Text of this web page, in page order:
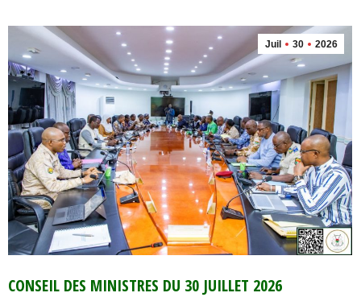
Juil 30 2026
CONSEIL DES MINISTRES DU 30 JUILLET 2026